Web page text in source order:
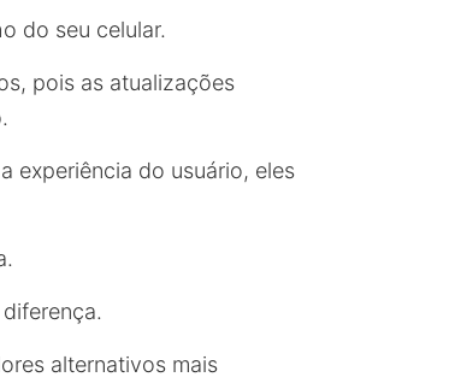
do seu celular.
pois as atualizações
experiência do usuário, eles
alternativos mais